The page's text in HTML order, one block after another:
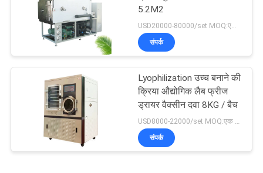
वीडियो माप प्रणाली मशीन
9
5.2M2
USD20000-80000/set MOQ:एक सेट
संपर्क
Lyophilization उच्च बनाने की
क्रिया औद्योगिक लैब फ्रीज
ड्रायर वैक्सीन दवा 8KG / बैच
संपर्क